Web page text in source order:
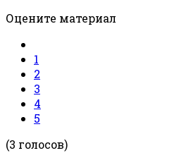
Оцените материал
1
2
3
4
5
(3 голосов)